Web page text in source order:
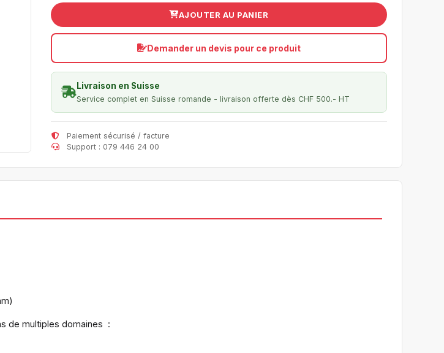
AJOUTER AU PANIER
Demander un devis pour ce produit
Livraison en Suisse
Service complet en Suisse romande - livraison offerte dès CHF 500.- HT
Paiement sécurisé / facture
Support : 079 446 24 00
de multiples domaines :